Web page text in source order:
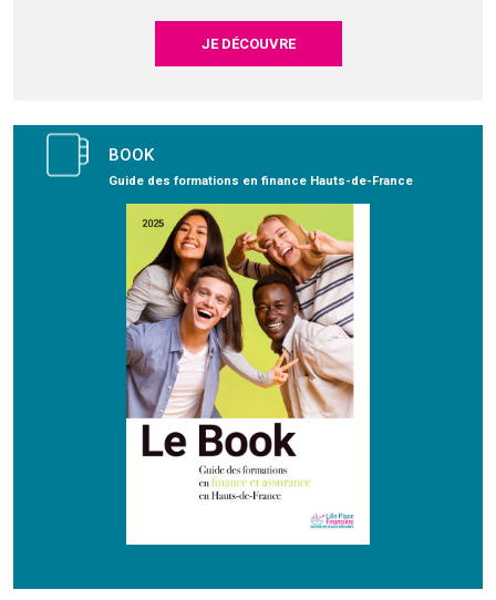
JE DÉCOUVRE
BOOK
Guide des formations en finance Hauts-de-France